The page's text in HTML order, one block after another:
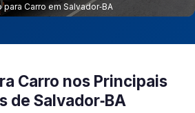
para Carro em Salvador‑BA
Carro nos Principais
de Salvador‑BA